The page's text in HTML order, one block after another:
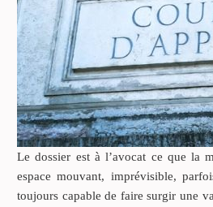
Le dossier est à l’avocat ce que la
espace mouvant, imprévisible,
toujours capable de faire surgir une